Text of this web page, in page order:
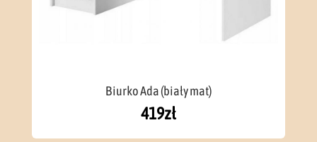
Biurko Ada (biały mat)
419zł